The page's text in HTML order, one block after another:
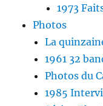
1973
Photos
La
1961 32
Photos du
1985